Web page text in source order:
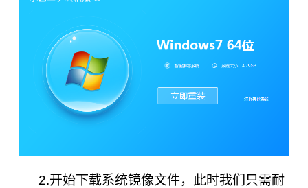
2.开始下载系统镜像文件，此时我们只需耐